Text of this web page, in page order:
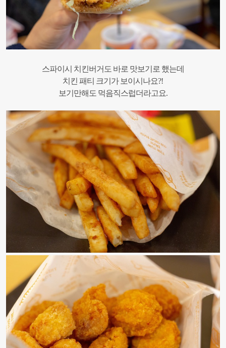
스파이시 치킨버거도 바로 맛보기로 했는데
치킨 패티 크기가 보이시나요?!
보기만해도 먹음직스럽더라고요.